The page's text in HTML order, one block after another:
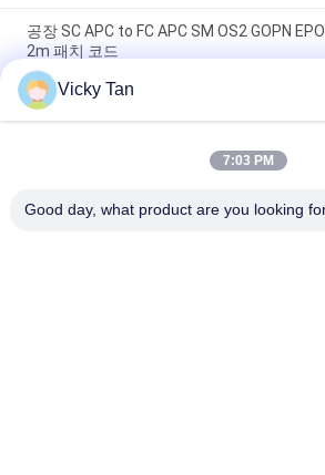
공장 SC APC to FC APC SM OS2 GOPN
2m 패치 코드
Sc Apc 연한 녹청색 재킷 광 섬유용 패치 코
/ G657a에 대한 Sc Apc
FTTH FTTA FTTX 단일모드 섬유 패치 코드
Vicky Tan
7:03 PM
Good day, what product are you looking